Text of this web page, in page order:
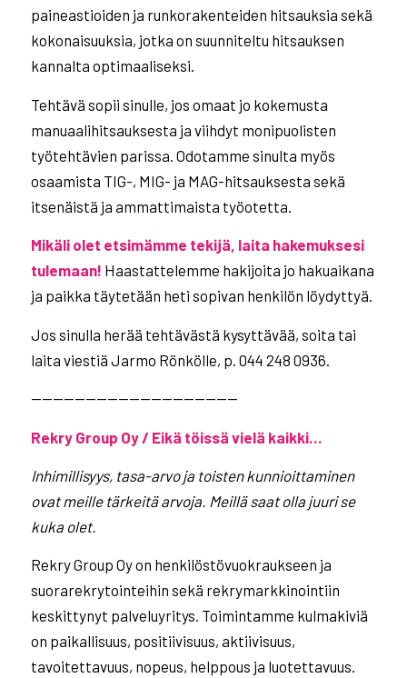
paineastioiden ja runkorakenteiden hitsauksia sekä
kokonaisuuksia, jotka on suunniteltu hitsauksen
kannalta optimaaliseksi.
Tehtävä sopii sinulle, jos omaat jo kokemusta
manuaalihitsauksesta ja viihdyt monipuolisten
työtehtävien parissa. Odotamme sinulta myös
osaamista TIG-, MIG- ja MAG-hitsauksesta sekä
itsenäistä ja ammattimaista työotetta.
Mikäli olet etsimämme tekijä, laita hakemuksesi
tulemaan! Haastattelemme hakijoita jo hakuaikana
ja paikka täytetään heti sopivan henkilön löydyttyä.
Jos sinulla herää tehtävästä kysyttävää, soita tai
laita viestiä Jarmo Rönkölle, p. 044 248 0936.
———————————————————
Rekry Group Oy / Eikä töissä vielä kaikki…
Inhimillisyys, tasa-arvo ja toisten kunnioittaminen
ovat meille tärkeitä arvoja. Meillä saat olla juuri se
kuka olet.
Rekry Group Oy on henkilöstövuokraukseen ja
suorarekrytointeihin sekä rekrymarkkinointiin
keskittynyt palveluyritys. Toimintamme kulmakiviä
on paikallisuus, positiivisuus, aktiivisuus,
tavoitettavuus, nopeus, helppous ja luotettavuus.